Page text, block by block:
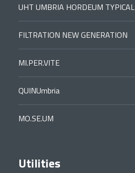
UHT UMBRIA HORDEUM TYPICAL
FILTRATION NEW GENERATION
MI.PER.VITE
QUINUmbria
MO.SE.UM
Utilities